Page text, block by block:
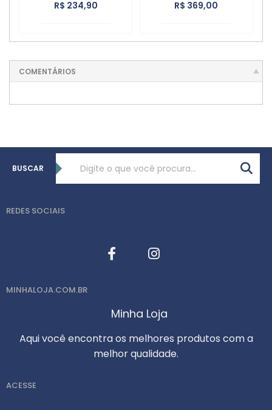
R$ 234,90 R$ 369,00
COMENTÁRIOS
BUSCAR
REDES SOCIAIS
MINHALOJA.COM.BR
Minha Loja
Aqui você encontra os melhores produtos com a
melhor qualidade.
ACESSE